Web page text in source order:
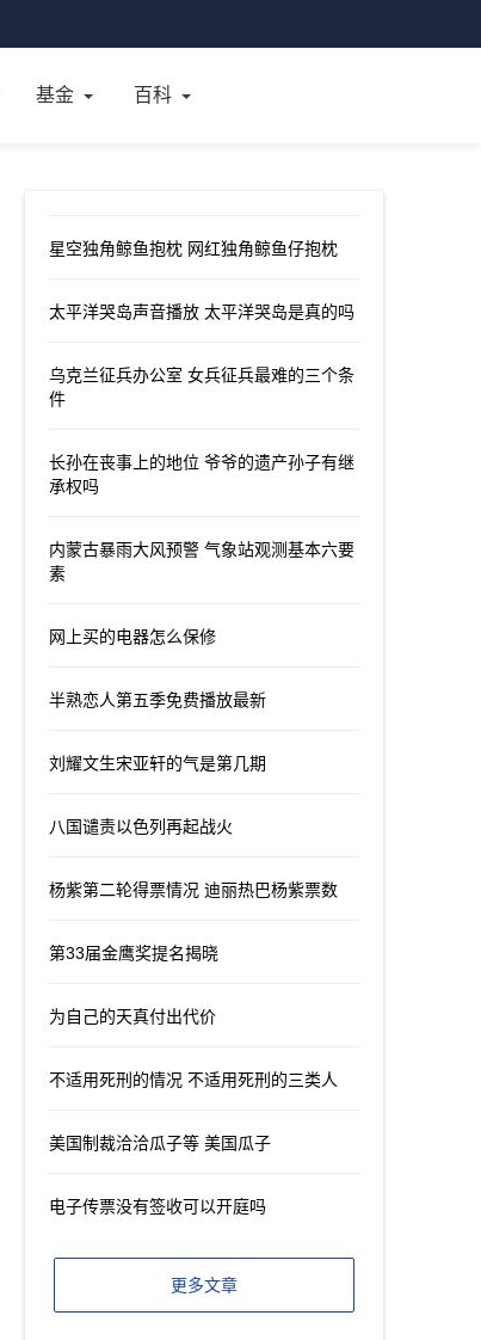
基金 百科
星空独角鲸鱼抱枕 网红独角鲸鱼仔抱枕
太平洋哭岛声音播放 太平洋哭岛是真的吗
乌克兰征兵办公室 女兵征兵最难的三个条
件
长孙在丧事上的地位 爷爷的遗产孙子有继
承权吗
内蒙古暴雨大风预警 气象站观测基本六要
素
网上买的电器怎么保修
半熟恋人第五季免费播放最新
刘耀文生宋亚轩的气是第几期
八国谴责以色列再起战火
杨紫第二轮得票情况 迪丽热巴杨紫票数
第33届金鹰奖提名揭晓
为自己的天真付出代价
不适用死刑的情况 不适用死刑的三类人
美国制裁洽洽瓜子等 美国瓜子
电子传票没有签收可以开庭吗
更多文章